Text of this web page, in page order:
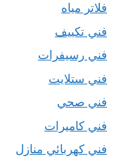
فلاتر مياه
فني تكييف
فني رسيفرات
فني ستلايت
فني صحي
فني كاميرات
فني كهربائي منازل